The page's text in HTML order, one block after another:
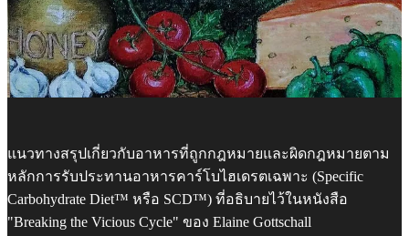
แนวทางสรุปเกี่ยวกับอาหารที่ถูกกฎหมายและผิดกฎหมายตาม
หลักการรับประทานอาหารคาร์โบไฮเดรตเฉพาะ (Specific
Carbohydrate Diet™ หรือ SCD™) ที่อธิบายไว้ในหนังสือ
"Breaking the Vicious Cycle" ของ Elaine Gottschall